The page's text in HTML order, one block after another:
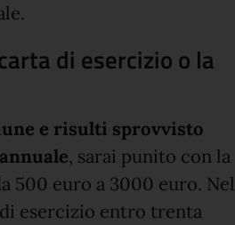
di esercizio o la
e risulti sprovvisto
, sarai punito con la
500 euro a 3000 euro. Nel
esercizio entro trenta